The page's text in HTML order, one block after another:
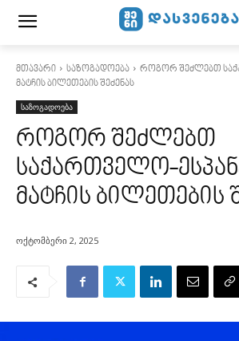
მთავარი საზოგადოება
როგორ შეძლებთ
მატჩის ბილეთების შეძენას
საზოგადოება
როგორ შეძლებთ
საქართველო-
მატჩის ბილეთების
ოქტომბერი 2, 2025